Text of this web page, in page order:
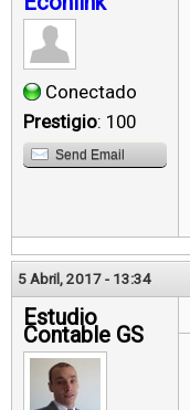
Conectado
Prestigio: 100
Send Email
5 Abril, 2017 - 13:34
Estudio
Contable GS